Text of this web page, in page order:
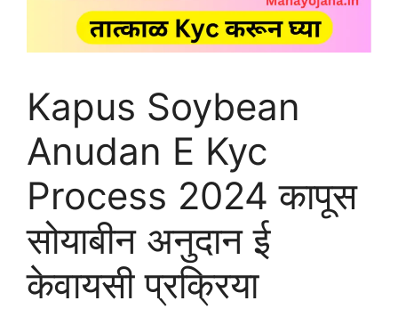
Kapus Soybean
Anudan E Kyc
Process 2024 कापूस
सोयाबीन अनुदान ई
केवायसी प्रक्रिया